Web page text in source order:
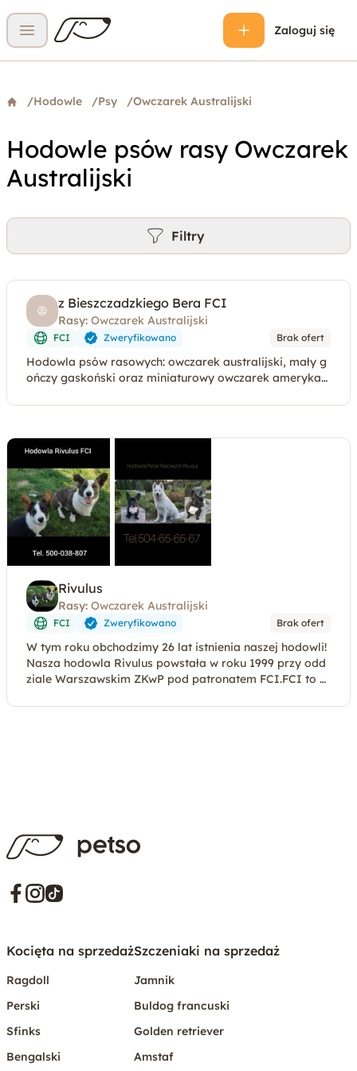
Otwórz menu
Zaloguj się
/Hodowle /Psy /Owczarek Australijski
Hodowle psów rasy Owczarek
Australijski
Filtry
z Bieszczadzkiego Bera FCI
Rasy: Owczarek Australijski
FCI Zweryfikowano Brak ofert
Hodowla psów rasowych: owczarek australijski, mały g
ończy gaskoński oraz miniaturowy owczarek amerykań
Rivulus
Rasy: Owczarek Australijski
FCI Zweryfikowano Brak ofert
W tym roku obchodzimy 26 lat istnienia naszej hodowli!
Nasza hodowla Rivulus powstała w roku 1999 przy odd
ziale Warszawskim ZKwP pod patronatem FCI.FCI to s
Kocięta na sprzedaż
Ragdoll
Perski
Sfinks
Bengalski
Szczeniaki na sprzedaż
Jamnik
Buldog francuski
Golden retriever
Amstaf